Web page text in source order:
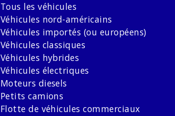
Tous les véhicules
Véhicules nord-américains
Véhicules importés (ou européens)
Véhicules classiques
Véhicules hybrides
Véhicules électriques
Moteurs diesels
Petits camions
Flotte de véhicules commerciaux